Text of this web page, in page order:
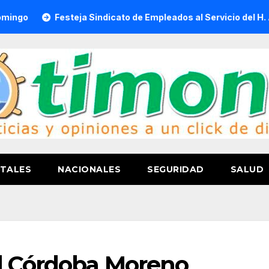
Sindicato de Empleados al Servicio del H.
NACIONALES SEGURIDAD SALUD